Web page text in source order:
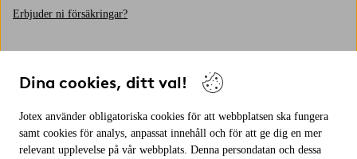
Dina cookies, ditt val!
Jotex använder obligatoriska cookies för att webbplatsen ska fungera
samt cookies för analys, anpassat innehåll och för att ge dig en mer
relevant upplevelse på vår webbplats. Denna persondatan och dessa
Erbjuder ni försäkringar?
Kan jag beställa prov på möbeltyg?